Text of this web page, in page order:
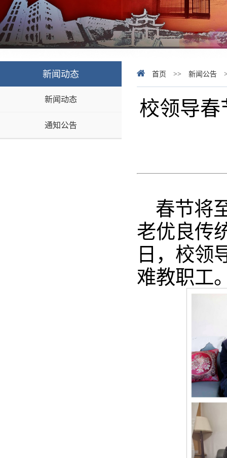
新闻动态
新闻动态
通知公告
首页 >> 新闻公告
校领导
春节将
老优良传
日，校领
难教职工